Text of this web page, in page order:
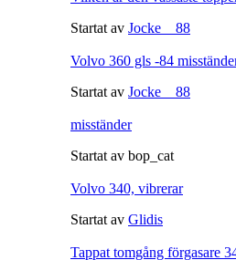
Startat av Jocke__88
Volvo 360 gls -84
Startat av Jocke__88
misständer
Startat av bop_cat
Volvo 340, vibrerar
Startat av Glidis
Tappat tomgång förgasare